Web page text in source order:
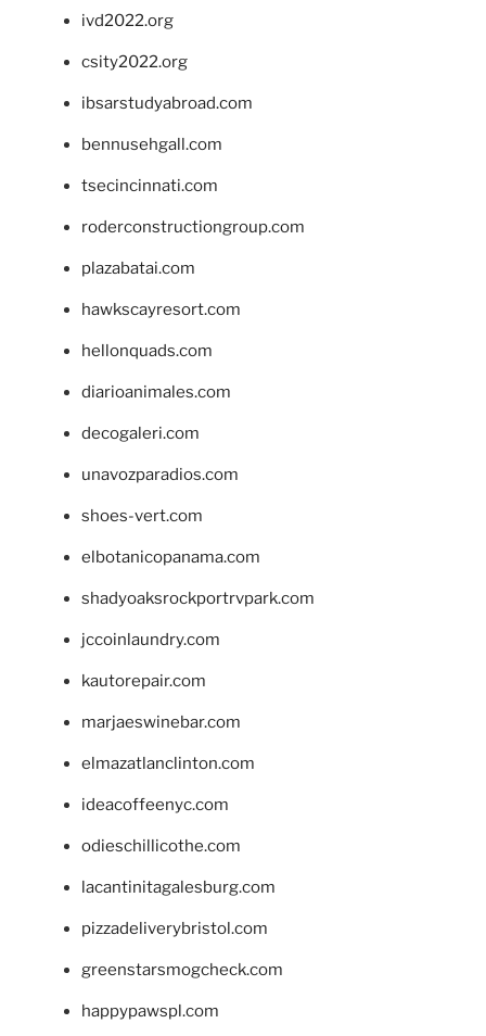
ivd2022.org
csity2022.org
ibsarstudyabroad.com
bennusehgall.com
tsecincinnati.com
roderconstructiongroup.com
plazabatai.com
hawkscayresort.com
hellonquads.com
diarioanimales.com
decogaleri.com
unavozparadios.com
shoes-vert.com
elbotanicopanama.com
shadyoaksrockportrvpark.com
jccoinlaundry.com
kautorepair.com
marjaeswinebar.com
elmazatlanclinton.com
ideacoffeenyc.com
odieschillicothe.com
lacantinitagalesburg.com
pizzadeliverybristol.com
greenstarsmogcheck.com
happypawspl.com